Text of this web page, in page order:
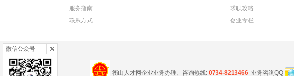
服务指南
联系方式
求职攻略
创业专栏
衡山人才网企业业务办理、咨询热线: 0734-8213466 业务咨询QQ
微信公众号